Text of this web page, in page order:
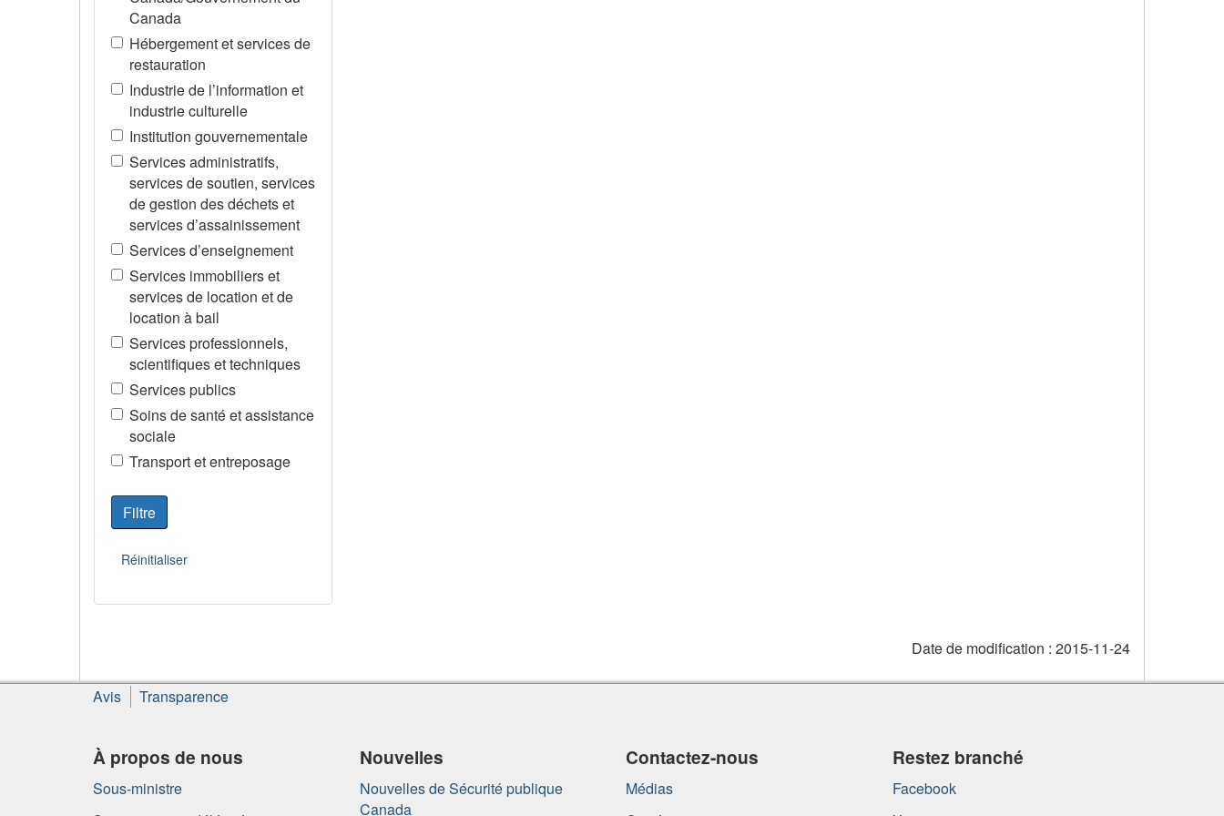
Canada
Hébergement et services de
restauration
Industrie de l’information et
industrie culturelle
Institution gouvernementale
Services administratifs,
services de soutien, services
de gestion des déchets et
services d’assainissement
Services d’enseignement
Services immobiliers et
services de location et de
location à bail
Services professionnels,
scientifiques et techniques
Services publics
Soins de santé et assistance
sociale
Transport et entreposage
Date de modification : 2015-11-24
À
propos
ce
site
Avis Transparence
À propos de nous
Sous-ministre
Nouvelles
Nouvelles de Sécurité publique
Canada
Contactez-nous
Médias
Restez branché
Facebook